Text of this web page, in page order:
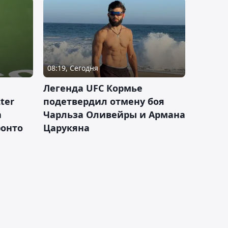
08:19, Сегодня
Легенда UFC Кормье
подетвердил отмену боя
Чарльза Оливейры и Армана
Царукяна